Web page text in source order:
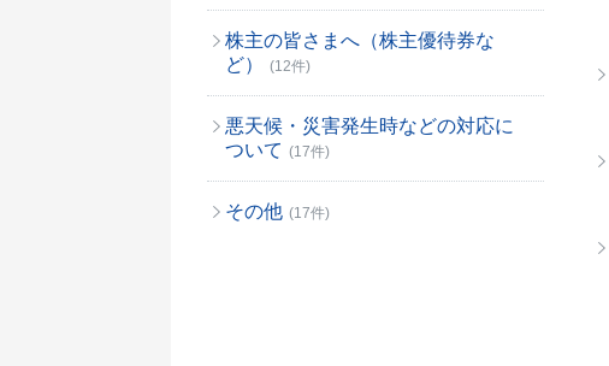
株主の皆さまへ（株主優待券な
ど）
(12件)
悪天候・災害発生時などの対応に
ついて (17件)
その他 (17件)